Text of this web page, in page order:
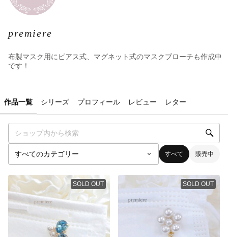
premiere
布製マスク用にピアス式、マグネット式のマスクブローチも作成中
です！
作品一覧 シリーズ プロフィール レビュー レター
すべて 販売中
SOLD OUT SOLD OUT